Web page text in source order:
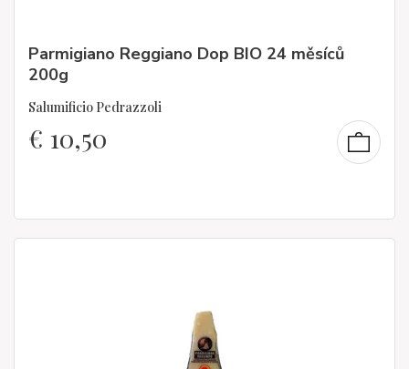
Parmigiano Reggiano Dop BIO 24 měsíců
200g
Salumificio Pedrazzoli
€ 10,50